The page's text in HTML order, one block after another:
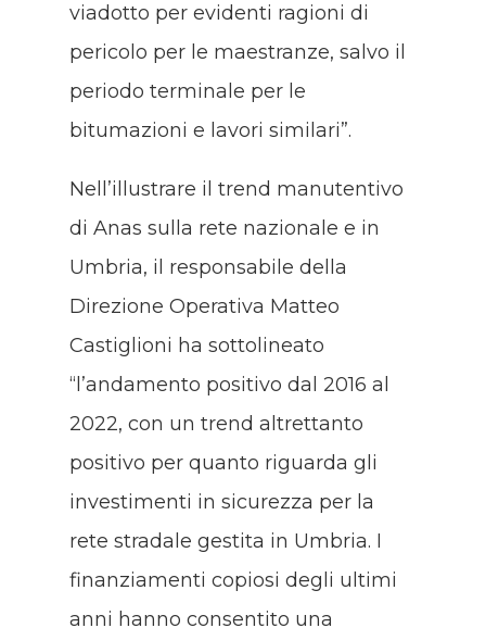
viadotto per evidenti ragioni di
pericolo per le maestranze, salvo il
periodo terminale per le
bitumazioni e lavori similari”.
Nell’illustrare il trend manutentivo
di Anas sulla rete nazionale e in
Umbria, il responsabile della
Direzione Operativa Matteo
Castiglioni ha sottolineato
“l’andamento positivo dal 2016 al
2022, con un trend altrettanto
positivo per quanto riguarda gli
investimenti in sicurezza per la
rete stradale gestita in Umbria. I
finanziamenti copiosi degli ultimi
anni hanno consentito una